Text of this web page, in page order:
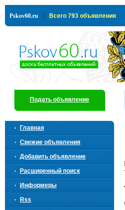
Pskov60.ru | Всего 793 объявления
Подать объявление
Главная
Свежие объявления
Добавить объявление
Расширенный поиск
Информеры
Rss